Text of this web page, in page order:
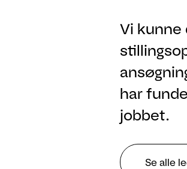
Vi
har
jobbet.
Se alle